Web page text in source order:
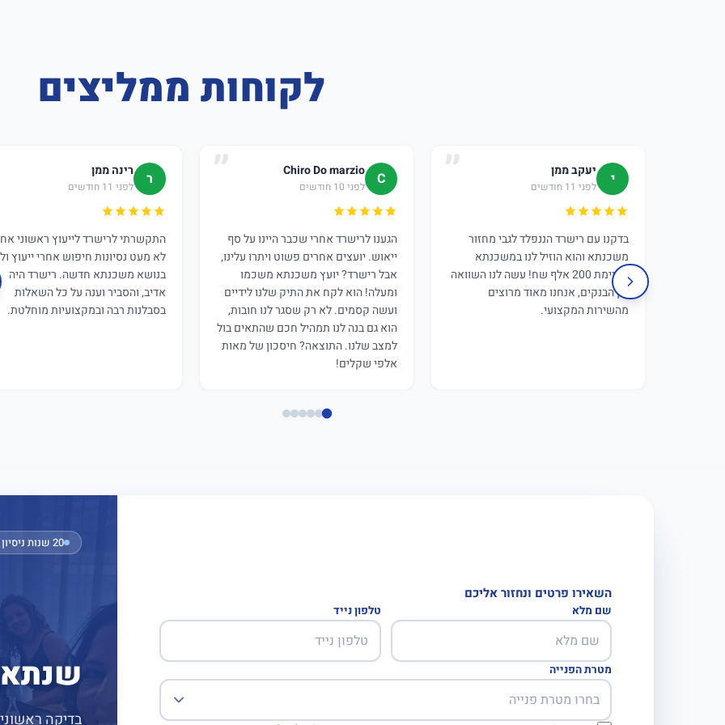
לקוחות ממליצים
י יעקב ממן
לפני 11 חודשים
בדקנו עם רישרד הננפלד לגבי מחזור
משכנתא והוא הוזיל לנו במשכנתא
הקיימת 200 אלף שח! עשה לנו השוואה
בין הבנקים, אנחנו מאוד מרוצים
מהשירות המקצועי.
C
Chiro Do marzio
לפני 10 חודשים
הגענו לרישרד אחרי שכבר היינו על סף
ייאוש. יועצים אחרים פשוט ויתרו עלינו,
אבל רישרד? יועץ משכנתא משכמו
ומעלה! הוא לקח את התיק שלנו לידיים
ועשה קסמים. לא רק שסגר לנו חובות,
הוא גם בנה לנו תמהיל חכם שהתאים בול
למצב שלנו. התוצאה? חיסכון של מאות
אלפי שקלים!
ר רינה ממן
לפני 11 חודשים
התקשרתי לרישרד לייעוץ ראשוני
לא מעט נסיונות חיפוש אחרי ייעוץ
בנושא משכנתא חדשה. רישרד היה
אדיב, והסביר וענה על כל השאלות
בסבלנות רבה ובמקצועיות מוחלטת.
20 שנות ניסיון · חבר בהתאחדות
בדיקה
השאירו פרטים ונחזור אליכם
שם מלא טלפון נייד
מטרת הפנייה